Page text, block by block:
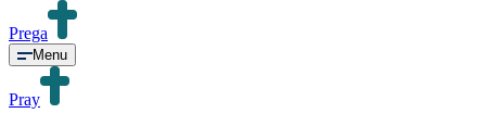
Prega
Menu
Pray